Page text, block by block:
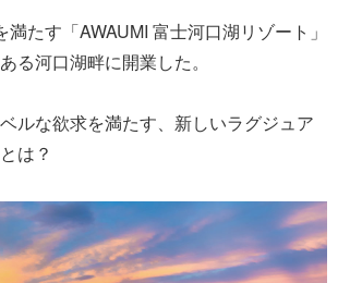
たす「AWAUMI 富士河口湖リゾート」
る河口湖畔に開業した。
ルな欲求を満たす、新しいラグジュア
は？